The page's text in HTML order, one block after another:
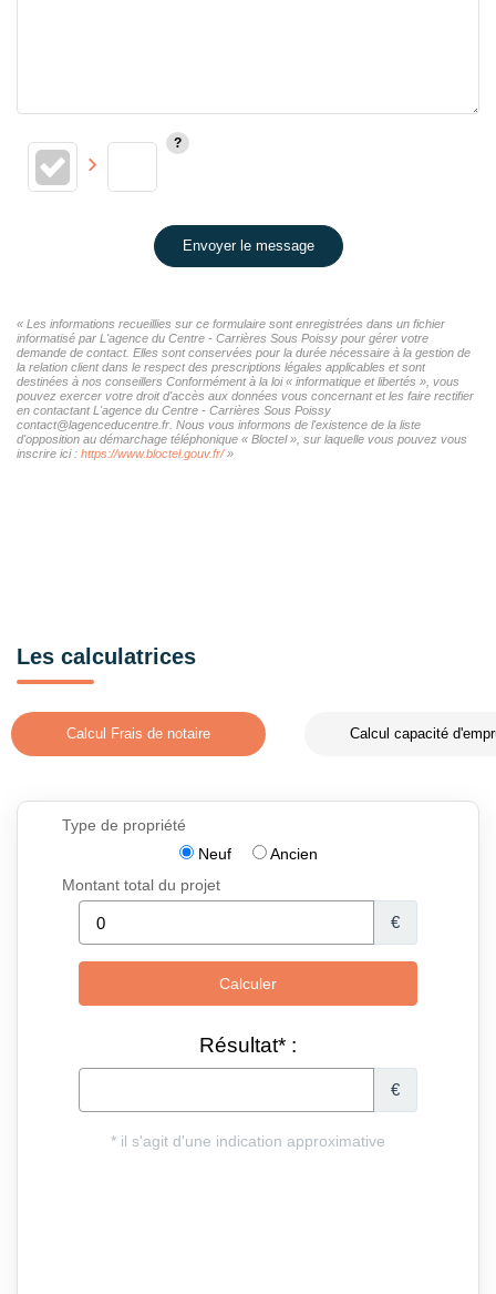
Envoyer le message
« Les informations recueillies sur ce formulaire sont enregistrées dans un fichier
informatisé par L'agence du Centre - Carrières Sous Poissy pour gérer votre
demande de contact. Elles sont conservées pour la durée nécessaire à la gestion de
la relation client dans le respect des prescriptions légales applicables et sont
destinées à nos conseillers Conformément à la loi « informatique et libertés », vous
pouvez exercer votre droit d'accès aux données vous concernant et les faire rectifier
en contactant L'agence du Centre - Carrières Sous Poissy
contact@lagenceducentre.fr. Nous vous informons de l'existence de la liste
d'opposition au démarchage téléphonique « Bloctel », sur laquelle vous pouvez vous
inscrire ici : https://www.bloctel.gouv.fr/»
Les calculatrices
Calcul Frais de notaire Calcul capacité